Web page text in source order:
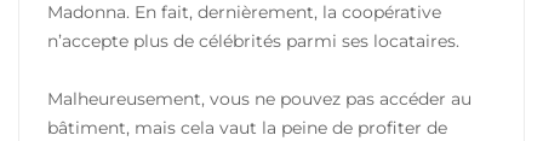
Madonna. En fait, dernièrement, la coopérative
n’accepte plus de célébrités parmi ses locataires.
Malheureusement, vous ne pouvez pas accéder au
bâtiment, mais cela vaut la peine de profiter de